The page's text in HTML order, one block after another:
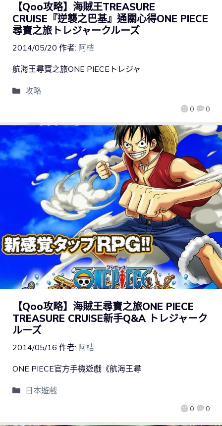
【Qoo攻略】海賊王TREASURE
CRUISE『逆襲之巴基』通關心得ONE PIECE
尋寶之旅トレジャークルーズ
2014/05/20 作者: 阿桔
0 0
航海王尋寶之旅ONE PIECEトレジャ
攻略
【Qoo攻略】海賊王尋寶之旅ONE PIECE
TREASURE CRUISE新手Q&A トレジャーク
ルーズ
2014/05/16 作者: 阿桔
0 0
ONE PIECE官方手機遊戲《航海王尋
日本遊戲